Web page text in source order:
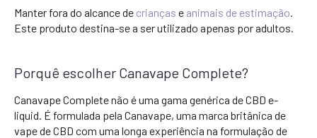
Manter fora do alcance de crianças e animais de estimação.
Este produto destina-se a ser utilizado apenas por adultos.
Porquê escolher Canavape Complete?
Canavape Complete não é uma gama genérica de CBD e-
liquid. É formulada pela Canavape, uma marca britânica de
vape de CBD com uma longa experiência na formulação de